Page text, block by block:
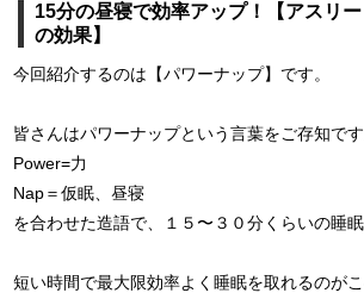
15分の昼寝で効率アップ！【アスリ
の効果】
今回紹介するのは【パワーナップ】です。
皆さんはパワーナップという言葉をご存知で
Power=力
Nap＝仮眠、昼寝
を合わせた造語で、１５〜３０分くらいの睡
短い時間で最大限効率よく睡眠を取れるのが